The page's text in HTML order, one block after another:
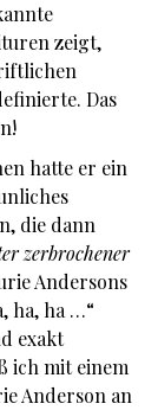
zeigt,
Das
hatte er ein
die dann
zerbrochener
Andersons
ha, ha …“
exakt
ich mit einem
Anderson an